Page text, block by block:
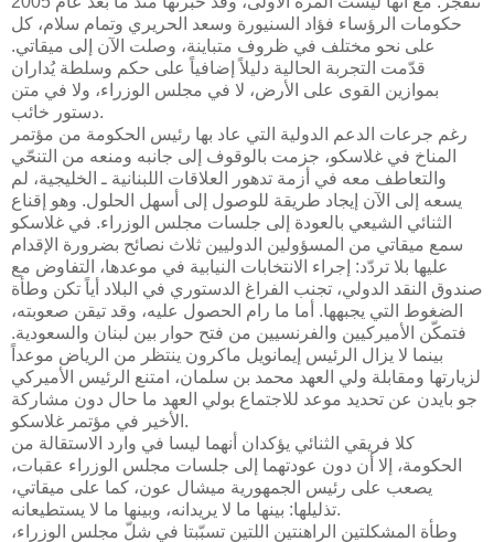
حكومات الرؤساء فؤاد السنيورة وسعد الحريري وتمام سلام، كل
على نحو مختلف في ظروف متباينة، وصلت الآن إلى ميقاتي.
قدّمت التجربة الحالية دليلاً إضافياً على حكم وسلطة يُداران
بموازين القوى على الأرض، لا في مجلس الوزراء، ولا في متن
دستور خائب.
رغم جرعات الدعم الدولية التي عاد بها رئيس الحكومة من مؤتمر
المناخ في غلاسكو، جزمت بالوقوف إلى جانبه ومنعه من التنحّي
والتعاطف معه في أزمة تدهور العلاقات اللبنانية ـ الخليجية، لم
يسعه إلى الآن إيجاد طريقة للوصول إلى أسهل الحلول. وهو إقناع
الثنائي الشيعي بالعودة إلى جلسات مجلس الوزراء. في غلاسكو
سمع ميقاتي من المسؤولين الدوليين ثلاث نصائح بضرورة الإقدام
عليها بلا تردّد: إجراء الانتخابات النيابية في موعدها، التفاوض مع
صندوق النقد الدولي، تجنب الفراغ الدستوري في البلاد أياً تكن وطأة
الضغوط التي يجبهها. أما ما رام الحصول عليه، وقد تيقن صعوبته،
فتمكّن الأميركيين والفرنسيين من فتح حوار بين لبنان والسعودية.
بينما لا يزال الرئيس إيمانويل ماكرون ينتظر من الرياض موعداً
لزيارتها ومقابلة ولي العهد محمد بن سلمان، امتنع الرئيس الأميركي
جو بايدن عن تحديد موعد للاجتماع بولي العهد ما حال دون مشاركة
الأخير في مؤتمر غلاسكو.
كلا فريقي الثنائي يؤكدان أنهما ليسا في وارد الاستقالة من
الحكومة، إلا أن دون عودتهما إلى جلسات مجلس الوزراء عقبات،
يصعب على رئيس الجمهورية ميشال عون، كما على ميقاتي،
تذليلها: بينها ما لا يريدانه، وبينها ما لا يستطيعانه.
وطأة المشكلتين الراهنتين اللتين تسبّبتا في شلّ مجلس الوزراء،